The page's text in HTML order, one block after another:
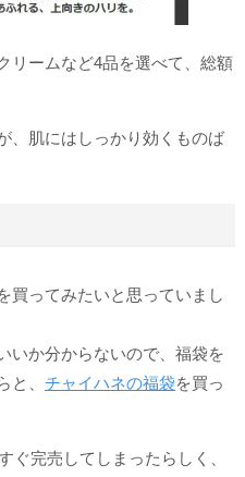
リームなど4品を選べて、総額
、肌にはしっかり効くものば
買ってみたいと思っていまし
いか分からないので、福袋を
と、 チャイハネの福袋を買っ
ぐ完売してしまったらしく、